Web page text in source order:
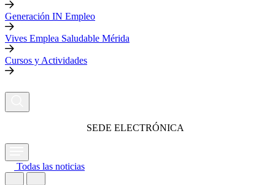
Generación IN Empleo
Vives Emplea Saludable Mérida
Cursos y Actividades
SEDE ELECTRÓNICA
Todas las noticias